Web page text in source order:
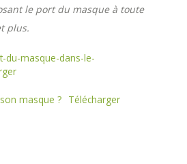
le port du masque à toute
plus.
du-masque-dans-le-
masque ? Télécharger